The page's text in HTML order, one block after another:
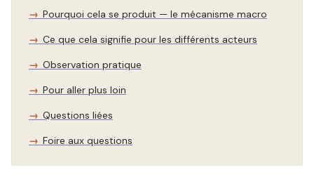
Pourquoi cela se produit — le mécanisme macro
Ce que cela signifie pour les différents acteurs
Observation pratique
Pour aller plus loin
Questions liées
Foire aux questions